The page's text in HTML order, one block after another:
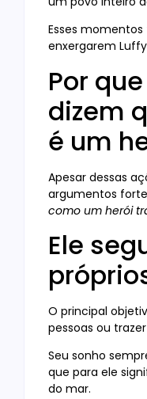
Esses
enxergarem
Por
dizem
é um
Apesar dessas
argumentos
como um herói
Ele
O principal
pessoas ou
Seu sonho
que para ele
do mar.